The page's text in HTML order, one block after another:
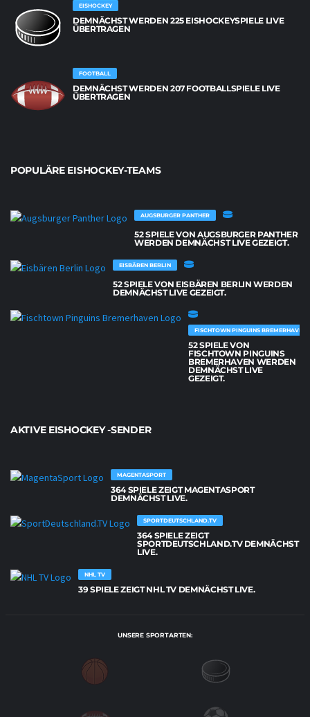
EISHOCKEY
DEMNÄCHST WERDEN 225 EISHOCKEYSPIELE LIVE
ÜBERTRAGEN
FOOTBALL
DEMNÄCHST WERDEN 207 FOOTBALLSPIELE LIVE
ÜBERTRAGEN
POPULÄRE EISHOCKEY-TEAMS
AUGSBURGER PANTHER
52 SPIELE VON AUGSBURGER PANTHER
WERDEN DEMNÄCHST LIVE GEZEIGT.
EISBÄREN BERLIN
52 SPIELE VON EISBÄREN BERLIN WERDEN
DEMNÄCHST LIVE GEZEIGT.
FISCHTOWN PINGUINS BREMERHAVEN
52 SPIELE VON
FISCHTOWN PINGUINS
BREMERHAVEN WERDEN
DEMNÄCHST LIVE
GEZEIGT.
AKTIVE EISHOCKEY -SENDER
MAGENTASPORT
364 SPIELE ZEIGT MAGENTASPORT
DEMNÄCHST LIVE.
SPORTDEUTSCHLAND.TV
364 SPIELE ZEIGT
SPORTDEUTSCHLAND.TV DEMNÄCHST
LIVE.
NHL TV
39 SPIELE ZEIGT NHL TV DEMNÄCHST LIVE.
UNSERE SPORTARTEN: